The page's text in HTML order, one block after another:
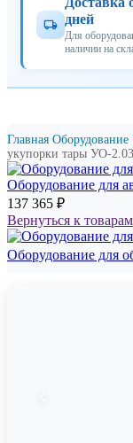
дней
Для
наличии на
Главная Оборудование
укупорки тары УО-2.03
Оборудование для
137 365 ₽
Вернуться к товарам
Оборудование для